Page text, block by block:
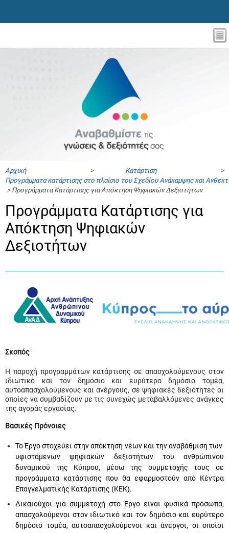
Αρχική> Κατάρτιση>
Προγράμματα κατάρτισης στο πλαίσιο του Σχεδίου Ανάκαμψης και
> Προγράμματα Κατάρτισης για Απόκτηση Ψηφιακών Δεξιοτήτων
Προγράμματα Κατάρτισης για
Απόκτηση Ψηφιακών
Δεξιοτήτων
Σκοπός
Η παροχή προγραμμάτων κατάρτισης σε απασχολούμενους στον
ιδιωτικό και τον δημόσιο και ευρύτερο δημόσιο τομέα,
αυτοαπασχολούμενους και ανέργους, σε ψηφιακές δεξιότητες οι
οποίες να συμβαδίζουν με τις συνεχώς μεταβαλλόμενες ανάγκες
της αγοράς εργασίας.
Βασικές Πρόνοιες
Το Έργο στοχεύει στην απόκτηση νέων και την αναβάθμιση των
υφιστάμενων ψηφιακών δεξιοτήτων του ανθρώπινου
δυναμικού της Κύπρου, μέσω της συμμετοχής τους σε
προγράμματα κατάρτισης που θα εφαρμοστούν από Κέντρα
Επαγγελματικής Κατάρτισης (ΚΕΚ).
Δικαιούχοι για συμμετοχή στο Έργο είναι φυσικά πρόσωπα,
απασχολούμενοι στον ιδιωτικό και τον δημόσιο και ευρύτερο
δημόσιο τομέα, αυτοαπασχολούμενοι και άνεργοι, οι οποίοι